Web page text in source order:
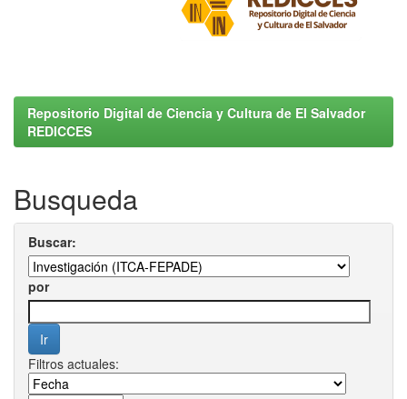
Repositorio Digital de Ciencia y Cultura de El Salvador
REDICCES
Busqueda
Buscar:
por
Filtros actuales: